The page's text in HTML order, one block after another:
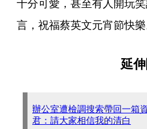
十分可愛，甚至有人開玩
言，祝福蔡英文元宵節快樂
延
辦公室遭檢調搜索帶回一
君：請大家相信我的清白